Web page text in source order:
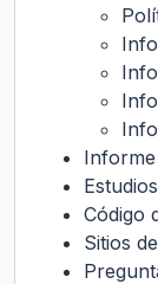
Código
Sitios